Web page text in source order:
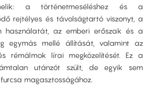
a történetmeséléshez és a
rejtélyes és távolságtartó viszonyt, a
használatát, az emberi erőszak és a
egymás mellé állítását, valamint az
rémálmok lírai megközelítését. Ez a
utánzót szült, de egyik sem
magasztosságához.